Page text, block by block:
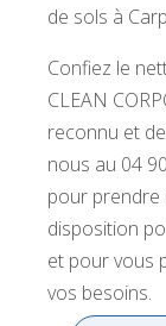
de sols à
Confiez le
CLEAN
reconnu et
nous au 04
pour prendre
disposition
et pour vous
vos besoins.